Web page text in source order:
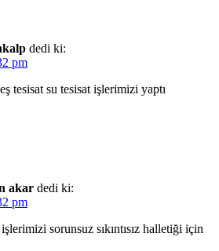
dedi ki:
pm
tesisat su tesisat işlerimizi yaptı
akar dedi ki:
pm
sorunsuz sıkıntısız halletiği için